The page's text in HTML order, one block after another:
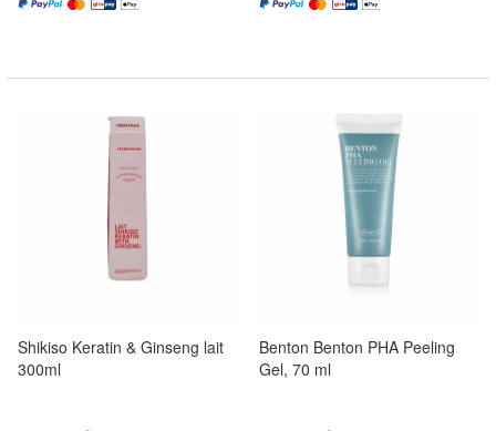
Shikiso Keratin & Ginseng lait
300ml
Benton Benton PHA Peeling
Gel, 70 ml